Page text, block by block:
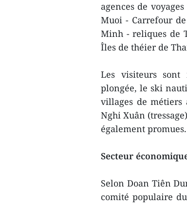
agences de
Muoi - Carrefour
Minh - reliques de
Îles de théier de
Les visiteurs
plongée, le ski
villages de métiers
Nghi Xuân
également promues.
Secteur
Selon Doan Tiên
comité populaire